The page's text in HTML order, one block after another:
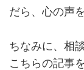
だら、心の声
ちなみに、相
こちらの記事